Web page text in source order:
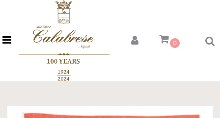
Open menu 0